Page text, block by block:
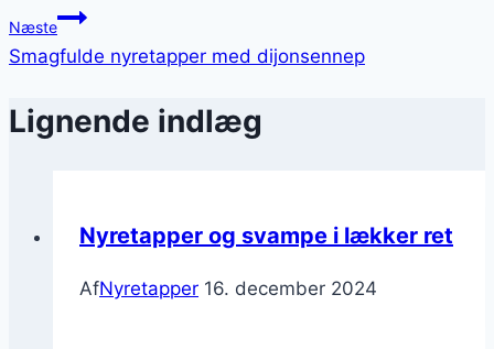
Næste
Smagfulde nyretapper med dijonsennep
Lignende indlæg
Nyretapper og svampe i lækker ret
AfNyretapper 16. december 2024